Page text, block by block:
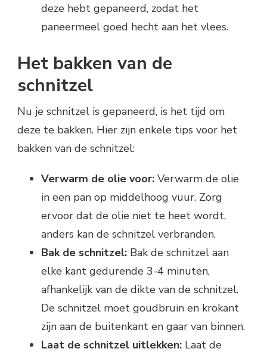
deze hebt gepaneerd, zodat het
paneermeel goed hecht aan het vlees.
Het bakken van de
schnitzel
Nu je schnitzel is gepaneerd, is het tijd om
deze te bakken. Hier zijn enkele tips voor het
bakken van de schnitzel:
Verwarm de olie voor: Verwarm de olie
in een pan op middelhoog vuur. Zorg
ervoor dat de olie niet te heet wordt,
anders kan de schnitzel verbranden.
Bak de schnitzel: Bak de schnitzel aan
elke kant gedurende 3-4 minuten,
afhankelijk van de dikte van de schnitzel.
De schnitzel moet goudbruin en krokant
zijn aan de buitenkant en gaar van binnen.
Laat de schnitzel uitlekken: Laat de